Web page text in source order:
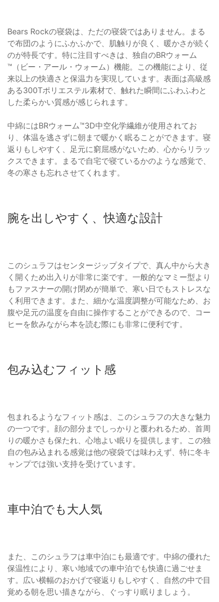
Bears Rockの寝袋は、ただの寝袋ではありません。まる
で布団のようにふかふかで、肌触りが良く、暖かさが続く
のが特長です。特に注目すべきは、独自のBRウォーム
™（ビー・アール・ウォーム）機能。この機能により、従
来以上の快適さと保温力を実現しています。表面は高級感
ある300Tポリエステル素材で、触れた瞬間にふわふわと
した柔らかい質感が感じられます。
中綿にはBRウォーム™3D中空化学繊維が使用されてお
り、体温を逃さずに朝まで暖かく眠ることができます。寝
返りもしやすく、足元に窮屈感がないため、心からリラッ
クスできます。まるで自宅で寝ているかのような感覚で、
冬の寒さも忘れさせてくれます。
腕を出しやすく、快適な設計
このシュラフはセンタージップタイプで、真ん中から大き
く開くため出入りが非常に楽です。一般的なマミー型より
もファスナーの開け閉めが簡単で、寒い日でもストレスな
く利用できます。また、細かな温度調整が可能なため、お
腹や足元の温度を自由に操作することができるので、コー
ヒーを飲みながら本を読む際にも非常に便利です。
包み込むフィット感
包まれるようなフィット感は、このシュラフの大きな魅力
の一つです。顔の部分までしっかりと覆われるため、首周
りの暖かさも保たれ、心地よい眠りを提供します。この独
自の包み込まれる感覚は他の寝袋では味わえず、特に冬キ
ャンプでは強い支持を受けています。
車中泊でも大人気
また、このシュラフは車中泊にも最適です。中綿の優れた
保温性により、寒い地域での車中泊でも快適に過ごせま
す。広い横幅のおかげで寝返りもしやすく、自然の中で目
覚める朝を思い描きながら、ぐっすり眠りましょう。